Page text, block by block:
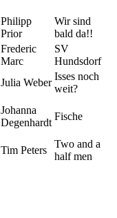
Philipp
Prior
Wir sind
bald da!!
Frederic
Marc
SV
Hundsdorf
Julia Weber
Isses noch
weit?
Johanna
Degenhardt
Fische
Tim Peters
Two and a
half men